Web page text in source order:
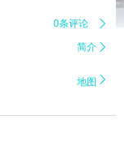
0条评论 
简介 
地图 